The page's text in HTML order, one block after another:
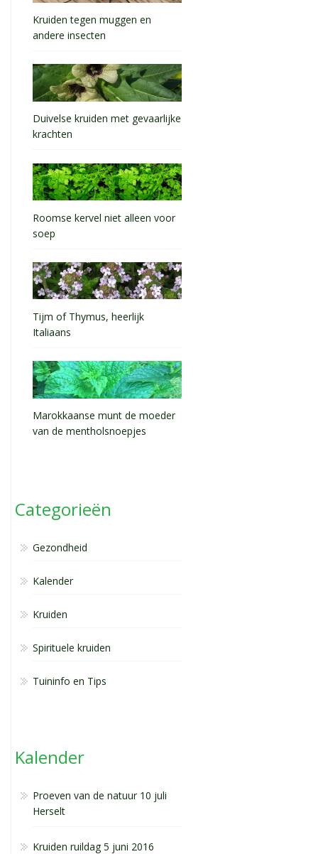
Kruiden tegen muggen en
andere insecten
Duivelse kruiden met gevaarlijke
krachten
Roomse kervel niet alleen voor
soep
Tijm of Thymus, heerlijk
Italiaans
Marokkaanse munt de moeder
van de mentholsnoepjes
Categorieën
Gezondheid
Kalender
Kruiden
Spirituele kruiden
Tuininfo en Tips
Kalender
Proeven van de natuur 10 juli
Herselt
Kruiden ruildag 5 juni 2016